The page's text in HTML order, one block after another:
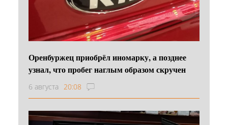
Оренбуржец приобрёл иномарку, а позднее
узнал, что пробег наглым образом скручен
6 августа 20:08